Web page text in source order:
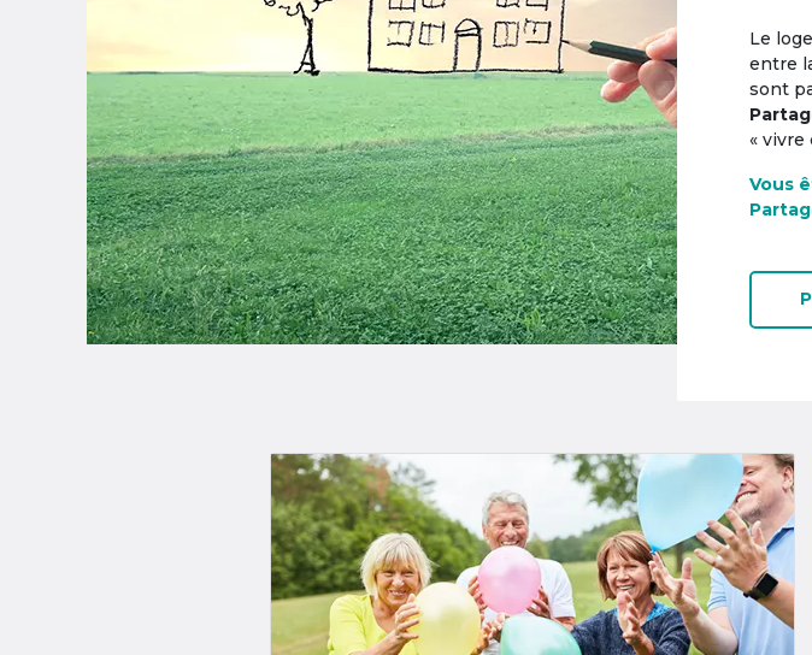
Le
entre
sont
« vivre
Vous